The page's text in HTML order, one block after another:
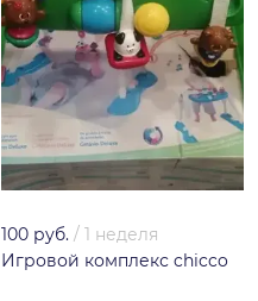
100 руб. / 1 неделя
Игровой комплекс chicco